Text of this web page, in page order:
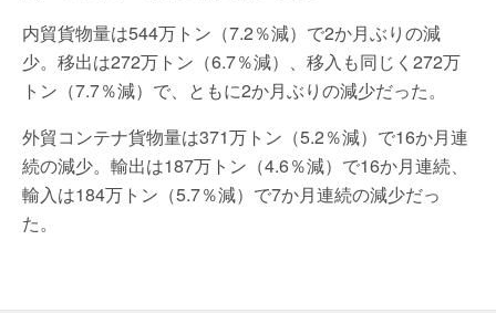
内貿貨物量は544万トン（7.2％減）で2か月ぶりの減
少。移出は272万トン（6.7％減）、移入も同じく272万
トン（7.7％減）で、ともに2か月ぶりの減少だった。
外貿コンテナ貨物量は371万トン（5.2％減）で16か月連
続の減少。輸出は187万トン（4.6％減）で16か月連続、
輸入は184万トン（5.7％減）で7か月連続の減少だっ
た。